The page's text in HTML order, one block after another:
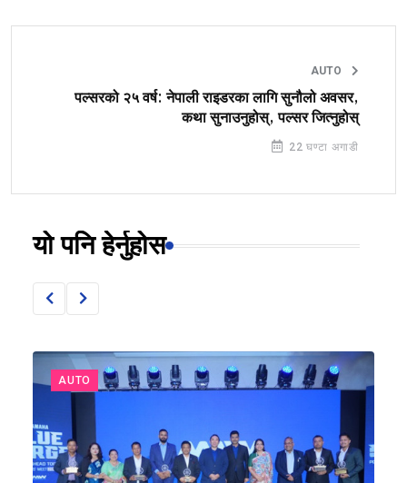
AUTO
पल्सरको २५ वर्ष: नेपाली राइडरका लागि सुनौलो अवसर,
कथा सुनाउनुहोस्, पल्सर जित्नुहोस्
22 घण्टा अगाडी
यो पनि हेर्नुहोस
AUTO